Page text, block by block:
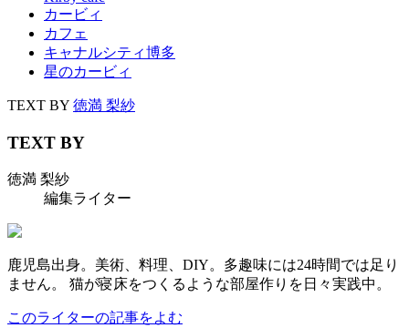
カービィ
カフェ
キャナルシティ博多
星のカービィ
TEXT BY 徳満 梨紗
TEXT BY
徳満 梨紗
編集ライター
鹿児島出身。美術、料理、DIY。多趣味には24時間では足り
ません。 猫が寝床をつくるような部屋作りを日々実践中。
このライターの記事をよむ